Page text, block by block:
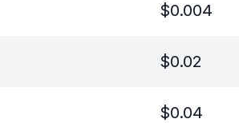
$0.004
$0.02
$0.04